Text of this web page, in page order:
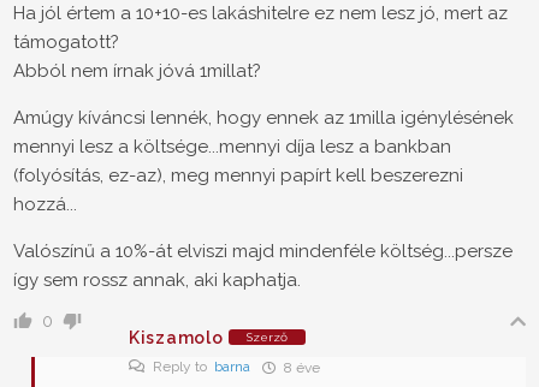
Ha jól értem a 10+10-es lakáshitelre ez nem lesz jó, mert az
támogatott?
Abból nem írnak jóvá 1millat?
Amúgy kíváncsi lennék, hogy ennek az 1milla igénylésének
mennyi lesz a költsége...mennyi díja lesz a bankban
(folyósítás, ez-az), meg mennyi papírt kell beszerezni
hozzá...
Valószínű a 10%-át elviszi majd mindenféle költség...persze
így sem rossz annak, aki kaphatja.
0
Kiszamolo
Szerző
Reply to barna 8 éve